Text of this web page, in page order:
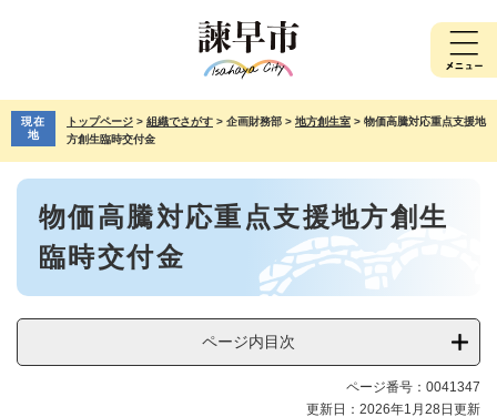
先
で
を
ば
現在
地
トップページ > 組織でさがす > 企画財務部 > 地方創生室 > 物価高騰対応重点支援地
方創生臨時交付金
本
物価高騰対応重点支援地方創生
臨時交付金
ページ内目次
ページ番号：0041347
更新日：2026年1月28日更新